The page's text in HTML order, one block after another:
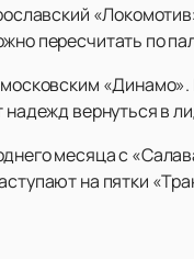
пересчитать по
вернуться в
месяца с
на пятки